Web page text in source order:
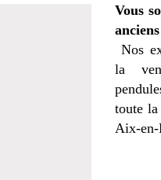
Vous
Nos
la
toute
Aix-en-